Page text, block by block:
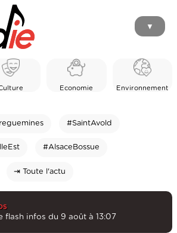
▼
Economie Environnement
#SaintAvold
#AlsaceBossue
⇥ Toute l'actu
flash infos du 9 août à 13:07